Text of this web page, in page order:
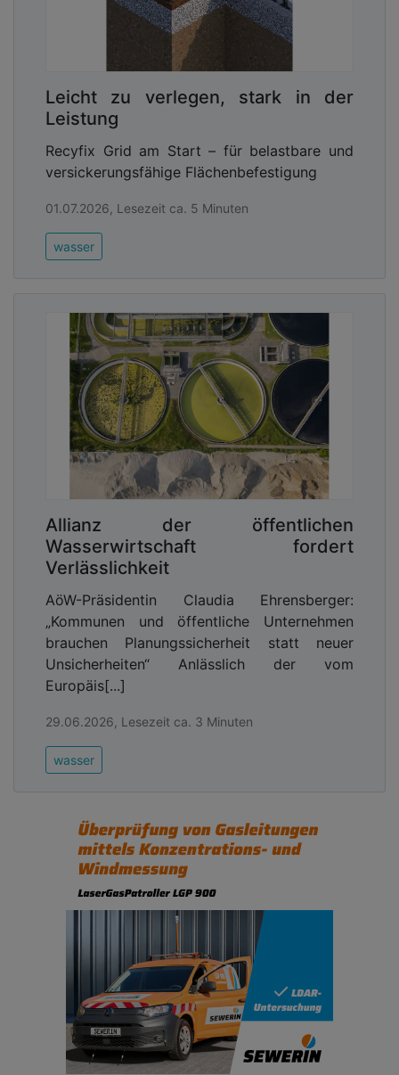
Leicht zu verlegen, stark in der
Leistung
Recyfix Grid am Start – für belastbare und
versickerungsfähige Flächenbefestigung
01.07.2026, Lesezeit ca. 5 Minuten
wasser
Allianz der öffentlichen
Wasserwirtschaft fordert
Verlässlichkeit
AöW-Präsidentin Claudia Ehrensberger:
„Kommunen und öffentliche Unternehmen
brauchen Planungssicherheit statt neuer
Unsicherheiten“ Anlässlich der vom
Europäis[...]
29.06.2026, Lesezeit ca. 3 Minuten
wasser